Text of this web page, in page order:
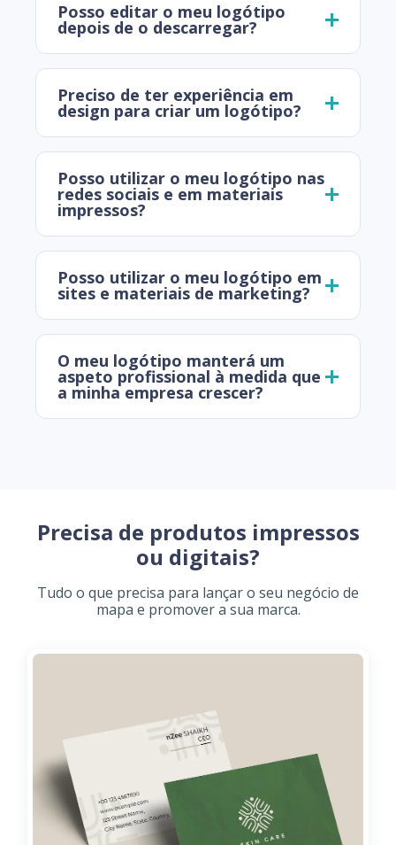
Posso editar o meu logótipo
depois de o descarregar?
Preciso de ter experiência em
design para criar um logótipo?
Posso utilizar o meu logótipo nas
redes sociais e em materiais
impressos?
Posso utilizar o meu logótipo em
sites e materiais de marketing?
O meu logótipo manterá um
aspeto profissional à medida que
a minha empresa crescer?
Precisa de produtos impressos
ou digitais?
Tudo o que precisa para lançar o seu negócio de
mapa e promover a sua marca.